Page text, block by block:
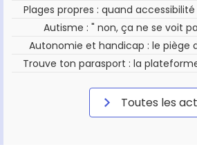
Plages propres : quand
Autisme : " non, ça ne se voit
Autonomie et handicap : le piège
Trouve ton parasport : la
Toutes les